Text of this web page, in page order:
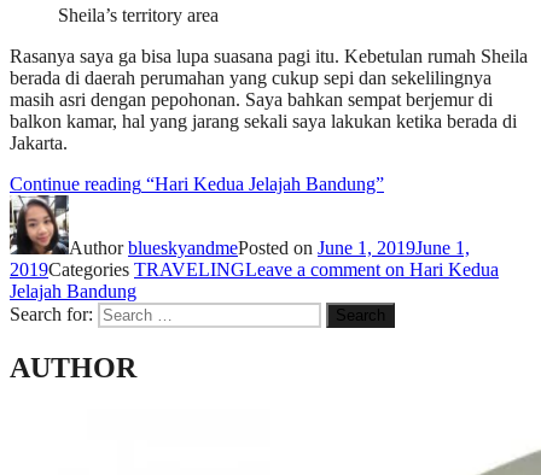
Sheila’s territory area
Rasanya saya ga bisa lupa suasana pagi itu. Kebetulan rumah Sheila
berada di daerah perumahan yang cukup sepi dan sekelilingnya
masih asri dengan pepohonan. Saya bahkan sempat berjemur di
balkon kamar, hal yang jarang sekali saya lakukan ketika berada di
Jakarta.
Continue reading “Hari Kedua Jelajah Bandung”
AuthorblueskyandmePosted on June 1, 2019June 1,
2019Categories TRAVELINGLeave a comment on Hari Kedua
Jelajah Bandung
Search for:
Search
AUTHOR